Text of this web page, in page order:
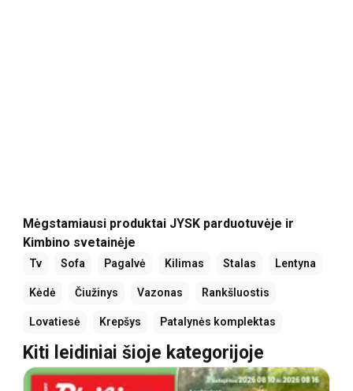
Mėgstamiausi produktai JYSK parduotuvėje ir
Kimbino svetainėje
Tv Sofa Pagalvė Kilimas Stalas Lentyna
Kėdė Čiužinys Vazonas Rankšluostis
Lovatiesė Krepšys Patalynės komplektas
Kiti leidiniai šioje kategorijoje